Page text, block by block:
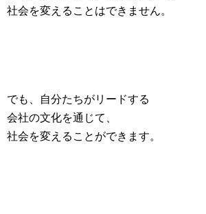
社会を変えることはできません。
でも、自分たちがリードする
会社の文化を通じて、
社会を変えることができます。